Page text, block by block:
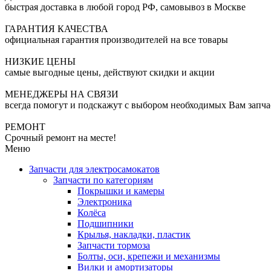
быстрая доставка в любой город РФ, самовывоз в Москве
ГАРАНТИЯ КАЧЕСТВА
официальная гарантия производителей на все товары
НИЗКИЕ ЦЕНЫ
самые выгодные цены, действуют скидки и акции
МЕНЕДЖЕРЫ НА СВЯЗИ
всегда помогут и подскажут с выбором необходимых Вам
РЕМОНТ
Срочный ремонт на месте!
Меню
Запчасти для электросамокатов
Запчасти по категориям
Покрышки и камеры
Электроника
Колёса
Подшипники
Крылья, накладки, пластик
Запчасти тормоза
Болты, оси, крепежи и механизмы
Вилки и амортизаторы